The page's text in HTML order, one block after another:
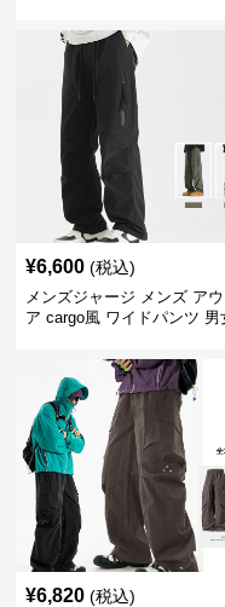
¥6,600 (税込)
メンズジャージ メンズ ア
ア cargo風 ワイドパンツ 男
¥6,820 (税込)